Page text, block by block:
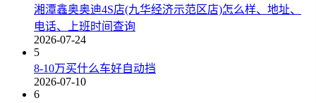
湘潭鑫奥奥迪4S店(九华经济示范区店)怎么样、地址、
电话、上班时间查询
2026-07-24
5
8-10万买什么车好自动挡
2026-07-10
6